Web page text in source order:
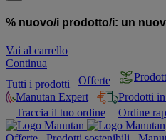
% nuovo/i prodotto/i: un
Vai al carrello
Continua
Tutti i prodotti
Offerte
Manutan Expert
Prodotti
Traccia il tuo ordine
Ordine